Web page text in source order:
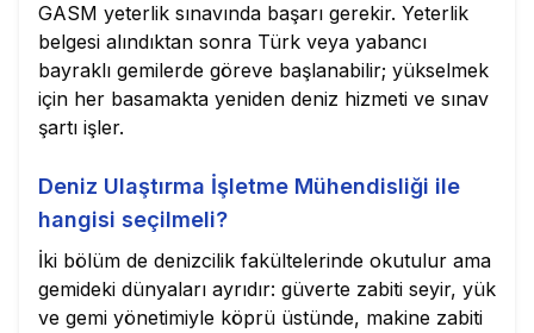
GASM yeterlik sınavında başarı gerekir. Yeterlik
belgesi alındıktan sonra Türk veya yabancı
bayraklı gemilerde göreve başlanabilir; yükselmek
için her basamakta yeniden deniz hizmeti ve sınav
şartı işler.
Deniz Ulaştırma İşletme Mühendisliği ile
hangisi seçilmeli?
İki bölüm de denizcilik fakültelerinde okutulur ama
gemideki dünyaları ayrıdır: güverte zabiti seyir, yük
ve gemi yönetimiyle köprü üstünde, makine zabiti